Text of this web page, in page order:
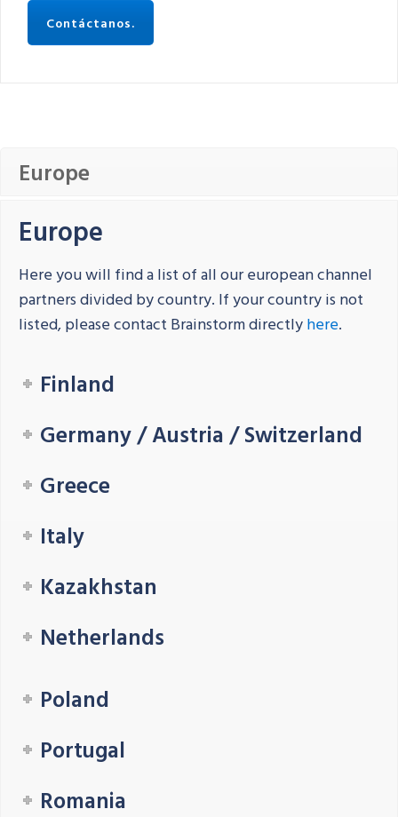
Contáctanos.
Europe
Europe
Here you will find a list of all our european channel
partners divided by country. If your country is not
listed, please contact Brainstorm directlyhere.
Finland
Germany / Austria / Switzerland
Greece
Italy
Kazakhstan
Netherlands
Poland
Portugal
Romania